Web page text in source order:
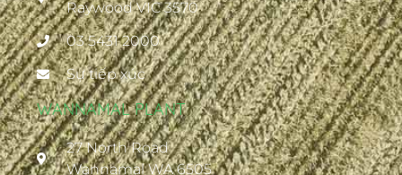
Raywood VIC 3570
03 5431 2000
Sự tiếp xúc
WANNAMAL PLANT
27 North Road
Wannamal WA 6505